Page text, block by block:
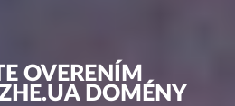
OVERENÍM
DOMÉNY